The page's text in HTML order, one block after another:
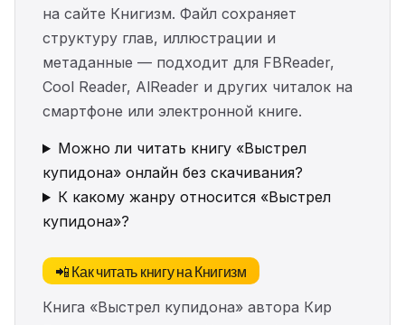
на сайте Книгизм. Файл сохраняет
структуру глав, иллюстрации и
метаданные — подходит для FBReader,
Cool Reader, AlReader и других читалок на
смартфоне или электронной книге.
Можно ли читать книгу «Выстрел
купидона» онлайн без скачивания?
К какому жанру относится «Выстрел
купидона»?
📲 Как читать книгу на Книгизм
Книга «Выстрел купидона» автора Кир